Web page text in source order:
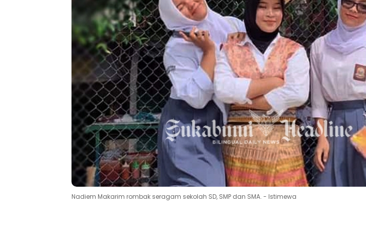
Nadiem Makarim rombak seragam sekolah SD, SMP dan SMA. - Istimewa